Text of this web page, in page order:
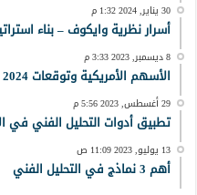
30 يناير, 2024 1:32 م
أسرار نظرية وايكوف – بناء
8 ديسمبر, 2023 3:33 م
الأسهم الأمريكية وتوقعات 2024 – استراتيجيات وفرص أهم 5 أسهم
29 أغسطس, 2023 5:56 م
تطبيق أدوات التحليل الفني في
13 يوليو, 2023 11:09 ص
أهم 3 نماذج في التحليل الفني